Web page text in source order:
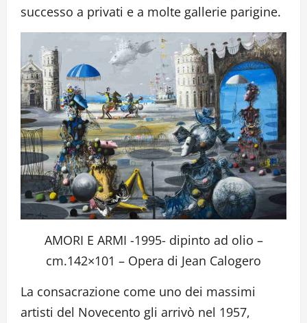
successo a privati e a molte gallerie parigine.
AMORI E ARMI -1995- dipinto ad olio –
cm.142×101 – Opera di Jean Calogero
La consacrazione come uno dei massimi
artisti del Novecento gli arrivò nel 1957,